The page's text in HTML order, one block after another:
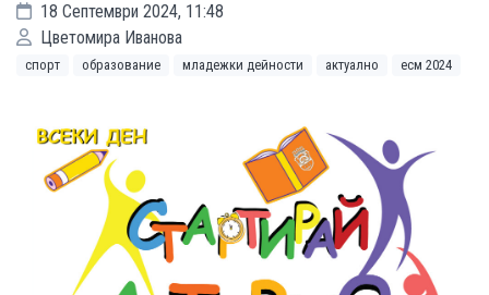
18 Септември 2024, 11:48
Цветомира Иванова
спорт образование младежки дейности актуално есм 2024